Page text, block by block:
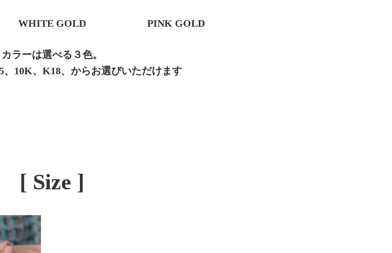
WHITE GOLD PINK GOLD
カラーは選べる３色。
、10K、K18、からお選びいただけます
[ Size ]